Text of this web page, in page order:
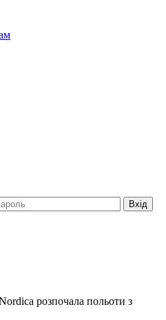
розпочала польоти з